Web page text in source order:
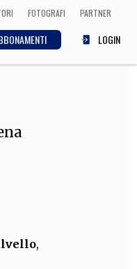
FOTOGRAFI PARTNER
LOGIN
Fisica,
Cifrematica,
,